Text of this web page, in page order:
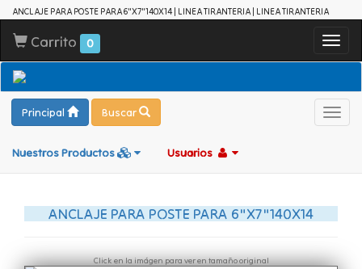
ANCLAJE PARA POSTE PARA 6"X7"140X14 | LINEA TIRANTERIA | LINEA TIRANTERIA
Carrito 0
Principal Buscar
Nuestros Productos Usuarios
ANCLAJE PARA POSTE PARA 6"X7"140X14
Click en la imágen para ver en tamaño original